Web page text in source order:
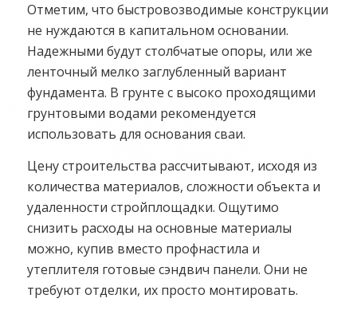
Отметим, что быстровозводимые конструкции
не нуждаются в капитальном основании.
Надежными будут столбчатые опоры, или же
ленточный мелко заглубленный вариант
фундамента. В грунте с высоко проходящими
грунтовыми водами рекомендуется
использовать для основания сваи.
Цену строительства рассчитывают, исходя из
количества материалов, сложности объекта и
удаленности стройплощадки. Ощутимо
снизить расходы на основные материалы
можно, купив вместо профнастила и
утеплителя готовые сэндвич панели. Они не
требуют отделки, их просто монтировать.